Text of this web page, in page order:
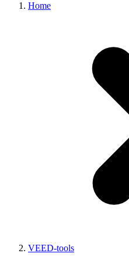
Home
VEED-tools